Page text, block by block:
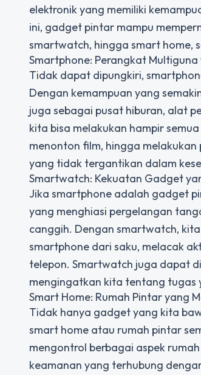
elektronik yang memiliki
ini, gadget pintar mampu
smartwatch, hingga smart home,
Smartphone: Perangkat
Tidak dapat dipungkiri,
Dengan kemampuan yang
juga sebagai pusat hiburan, alat
kita bisa melakukan hampir
menonton film, hingga
yang tidak tergantikan dalam
Smartwatch: Kekuatan Gadget
Jika smartphone adalah gadget
yang menghiasi pergelangan
canggih. Dengan smartwatch,
smartphone dari saku, melacak
telepon. Smartwatch juga dapat
mengingatkan kita tentang tugas
Smart Home: Rumah Pintar yang
Tidak hanya gadget yang kita
smart home atau rumah pintar
mengontrol berbagai aspek
keamanan yang terhubung